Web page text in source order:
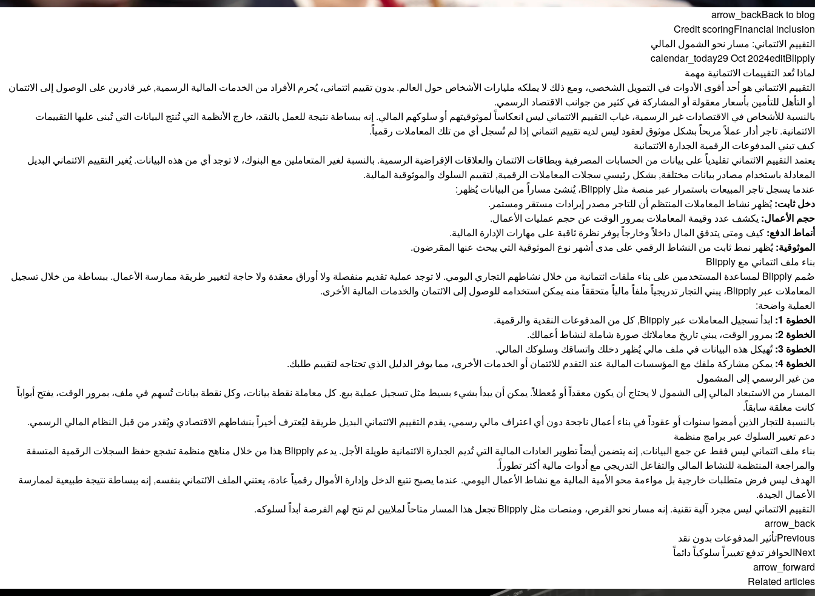
arrow_backBack to blog
Credit scoringFinancial inclusion
التقييم الائتماني: مسار نحو الشمول المالي
calendar_today29 Oct 2024editBlipply
لماذا تُعد التقييمات الائتمانية مهمة
التقييم الائتماني هو أحد أقوى الأدوات في التمويل الشخصي، ومع ذلك لا يملكه مليارات الأشخاص حول العالم. بدون تقييم ائتماني، يُحرم الأفراد من الخدمات المالية الرسمية, غير قادرين على الوصول إلى الائتمان
أو التأهل للتأمين بأسعار معقولة أو المشاركة في كثير من جوانب الاقتصاد الرسمي.
بالنسبة للأشخاص في الاقتصادات غير الرسمية، غياب التقييم الائتماني ليس انعكاساً لموثوقيتهم أو سلوكهم المالي. إنه ببساطة نتيجة للعمل بالنقد، خارج الأنظمة التي تُنتج البيانات التي تُبنى عليها التقييمات
الائتمانية. تاجر أدار عملاً مربحاً بشكل موثوق لعقود ليس لديه تقييم ائتماني إذا لم تُسجل أي من تلك المعاملات رقمياً.
كيف تبني المدفوعات الرقمية الجدارة الائتمانية
يعتمد التقييم الائتماني تقليدياً على بيانات من الحسابات المصرفية وبطاقات الائتمان والعلاقات الإقراضية الرسمية. بالنسبة لغير المتعاملين مع البنوك، لا توجد أي من هذه البيانات. يُغير التقييم الائتماني البديل
المعادلة باستخدام مصادر بيانات مختلفة, بشكل رئيسي سجلات المعاملات الرقمية, لتقييم السلوك والموثوقية المالية.
عندما يسجل تاجر المبيعات باستمرار عبر منصة مثل Blipply، يُنشئ مساراً من البيانات يُظهر:
دخل ثابت:يُظهر نشاط المعاملات المنتظم أن للتاجر مصدر إيرادات مستقر ومستمر.
حجم الأعمال: يكشف عدد وقيمة المعاملات بمرور الوقت عن حجم عمليات الأعمال.
أنماط الدفع: كيف ومتى يتدفق المال داخلاً وخارجاً يوفر نظرة ثاقبة على مهارات الإدارة المالية.
الموثوقية:يُظهر نمط ثابت من النشاط الرقمي على مدى أشهر نوع الموثوقية التي يبحث عنها المقرضون.
بناء ملف ائتماني مع Blipply
صُمم Blipply لمساعدة المستخدمين على بناء ملفات ائتمانية من خلال نشاطهم التجاري اليومي. لا توجد عملية تقديم منفصلة ولا أوراق معقدة ولا حاجة لتغيير طريقة ممارسة الأعمال. ببساطة من خلال تسجيل
المعاملات عبر Blipply، يبني التجار تدريجياً ملفاً مالياً متحققاً منه يمكن استخدامه للوصول إلى الائتمان والخدمات المالية الأخرى.
العملية واضحة:
الخطوة 1:
ابدأ تسجيل المعاملات عبر Blipply, كل من المدفوعات النقدية والرقمية.
الخطوة 2:
بمرور الوقت، يبني تاريخ معاملاتك صورة شاملة لنشاط أعمالك.
الخطوة 3:
تُهيكل هذه البيانات في ملف مالي يُظهر دخلك واتساقك وسلوكك المالي.
الخطوة 4:
يمكن مشاركة ملفك مع المؤسسات المالية عند التقدم للائتمان أو الخدمات الأخرى، مما يوفر الدليل الذي تحتاجه لتقييم طلبك.
من غير الرسمي إلى المشمول
المسار من الاستبعاد المالي إلى الشمول لا يحتاج أن يكون معقداً أو مُعطلاً. يمكن أن يبدأ بشيء بسيط مثل تسجيل عملية بيع. كل معاملة نقطة بيانات، وكل نقطة بيانات تُسهم في ملف، بمرور الوقت، يفتح أبواباً
كانت مغلقة سابقاً.
بالنسبة للتجار الذين أمضوا سنوات أو عقوداً في بناء أعمال ناجحة دون أي اعتراف مالي رسمي، يقدم التقييم الائتماني البديل طريقة ليُعترف أخيراً بنشاطهم الاقتصادي ويُقدر من قبل النظام المالي الرسمي.
دعم تغيير السلوك عبر برامج منظمة
بناء ملف ائتماني ليس فقط عن جمع البيانات, إنه يتضمن أيضاً تطوير العادات المالية التي تُديم الجدارة الائتمانية طويلة الأجل. يدعم Blipply هذا من خلال مناهج منظمة تشجع حفظ السجلات الرقمية المتسقة
والمراجعة المنتظمة للنشاط المالي والتفاعل التدريجي مع أدوات مالية أكثر تطوراً.
الهدف ليس فرض متطلبات خارجية بل مواءمة محو الأمية المالية مع نشاط الأعمال اليومي. عندما يصبح تتبع الدخل وإدارة الأموال رقمياً عادة، يعتني الملف الائتماني بنفسه, إنه ببساطة نتيجة طبيعية لممارسة
الأعمال الجيدة.
التقييم الائتماني ليس مجرد آلية تقنية. إنه مسار نحو الفرص، ومنصات مثل Blipply تجعل هذا المسار متاحاً لملايين لم تتح لهم الفرصة أبداً لسلوكه.
arrow_back
Previousتأثير المدفوعات بدون نقد
Nextالحوافز تدفع تغييراً سلوكياً دائماً
arrow_forward
Related articles